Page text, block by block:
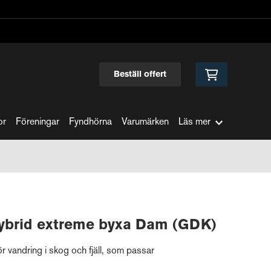
Beställ offert
Föreningar Fyndhörna Varumärken Läs mer
extreme byxa Dam (GDK)
vandring i skog och fjäll, som passar